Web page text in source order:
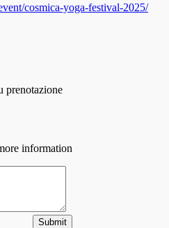
cosmica-yoga-festival-2025/
prenotazione
information
Submit